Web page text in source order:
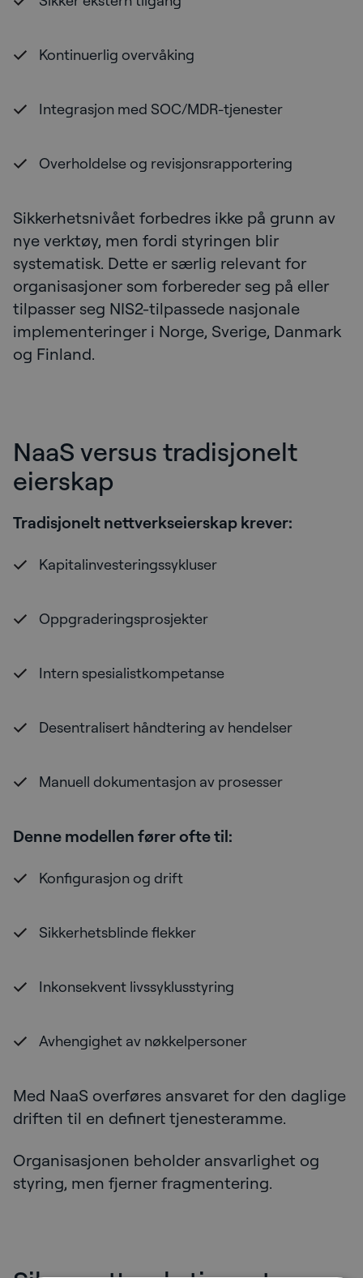
Kontinuerlig overvåking
Integrasjon med SOC/MDR-tjenester
Overholdelse og revisjonsrapportering
Sikkerhetsnivået forbedres ikke på grunn av
nye verktøy, men fordi styringen blir
systematisk. Dette er særlig relevant for
organisasjoner som forbereder seg på eller
tilpasser seg NIS2-tilpassede nasjonale
implementeringer i Norge, Sverige, Danmark
og Finland.
NaaS versus tradisjonelt
eierskap
Tradisjonelt nettverkseierskap krever:
Kapitalinvesteringssykluser
Oppgraderingsprosjekter
Intern spesialistkompetanse
Desentralisert håndtering av hendelser
Manuell dokumentasjon av prosesser
Denne modellen fører ofte til:
Konfigurasjon og drift
Sikkerhetsblinde flekker
Inkonsekvent livssyklusstyring
Avhengighet av nøkkelpersoner
Med NaaS overføres ansvaret for den daglige
driften til en definert tjenesteramme.
Organisasjonen beholder ansvarlighet og
styring, men fjerner fragmentering.